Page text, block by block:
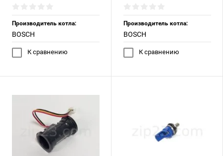
Производитель котла:
BOSCH
К сравнению
Производитель котла:
BOSCH
К сравнению